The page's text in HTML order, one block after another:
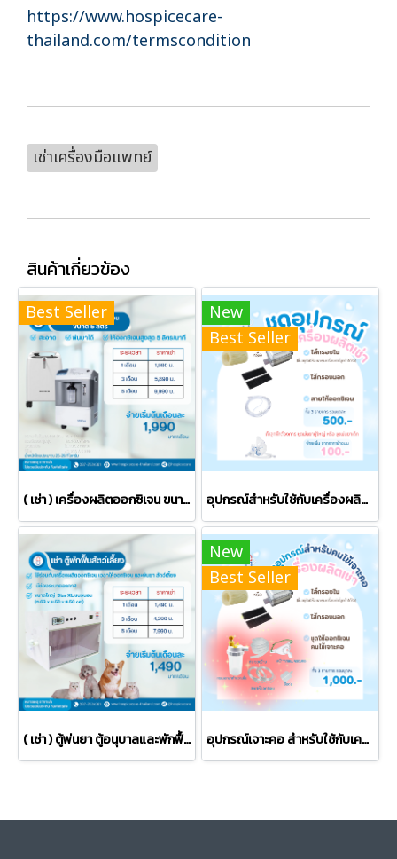
https://www.hospicecare-
thailand.com/termscondition
เช่าเครื่องมือแพทย์
สินค้าเกี่ยวข้อง
Best Seller
( เช่า ) เครื่องผลิตออกซิเจน ขนาด 5 ลิตร
New
Best Seller
อุปกรณ์สำหรับใช้กับเครื่องผลิตออกซิเจน
( เช่า ) ตู้พ่นยา ตู้อนุบาลและพักฟื้นสัตว์เลี้ยง ให้ออกซิเจนขนาดใหญ่ ไซส์ XL ขนาด หน้ากว้าง 63 * สูง 50 ลึก 50 cm.
New
Best Seller
อุปกรณ์เจาะคอ สำหรับใช้กับเครื่องผลิตออกซิเจน